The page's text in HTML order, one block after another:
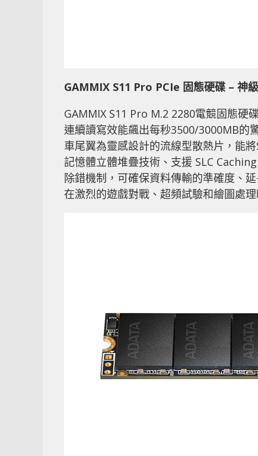
GAMMIX S11 Pro PCIe 固態硬碟 – 神
GAMMIX S11 Pro M.2 2280電競固態硬
連續讀寫效能飆出每秒3500/3000MB的
車尾翼為靈感設計的流線型散熱片，能
記憶體立體堆疊技術、支援 SLC
除錯機制，可確保資料傳輸的準確度、
在激烈的遊戲對戰、超頻試驗和繪圖處